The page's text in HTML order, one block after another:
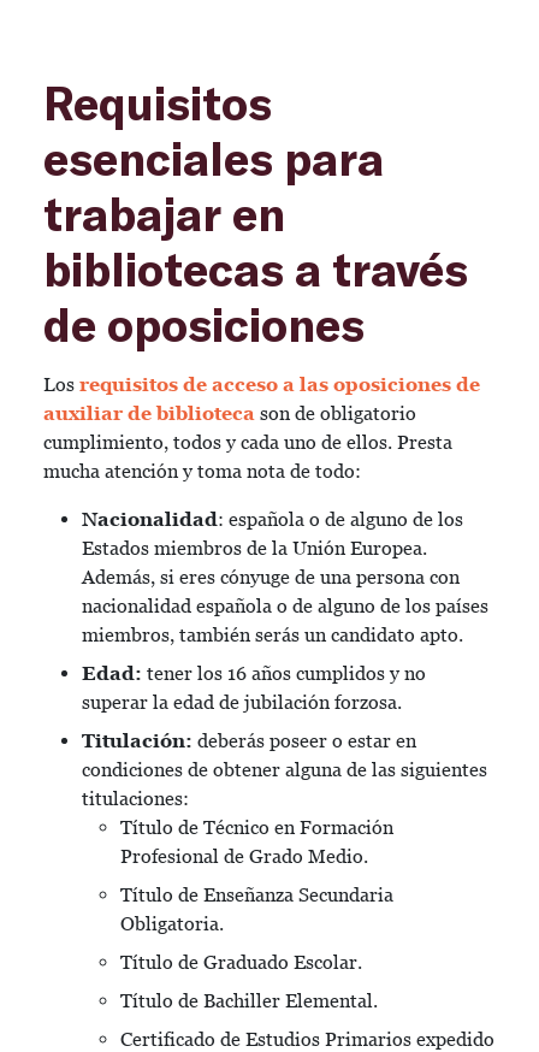
Requisitos
esenciales para
trabajar en
bibliotecas a través
de oposiciones
Los requisitos de acceso a las oposiciones de
auxiliar de biblioteca son de obligatorio
cumplimiento, todos y cada uno de ellos. Presta
mucha atención y toma nota de todo:
Nacionalidad: española o de alguno de los
Estados miembros de la Unión Europea.
Además, si eres cónyuge de una persona con
nacionalidad española o de alguno de los países
miembros, también serás un candidato apto.
Edad: tener los 16 años cumplidos y no
superar la edad de jubilación forzosa.
Titulación: deberás poseer o estar en
condiciones de obtener alguna de las siguientes
titulaciones:
Título de Técnico en Formación
Profesional de Grado Medio.
Título de Enseñanza Secundaria
Obligatoria.
Título de Graduado Escolar.
Título de Bachiller Elemental.
Certificado de Estudios Primarios expedido